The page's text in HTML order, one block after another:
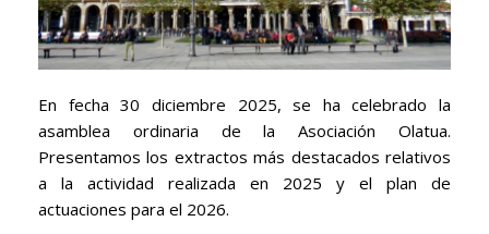
En fecha 30 diciembre 2025, se ha celebrado la
asamblea ordinaria de la Asociación Olatua.
Presentamos los extractos más destacados relativos
a la actividad realizada en 2025 y el plan de
actuaciones para el 2026.